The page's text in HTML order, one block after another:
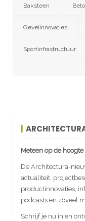
Baksteen
Gevelinnovaties
Sportinfrastructuur
Meteen op de
De Architectura-
actualiteit,
productinnovaties,
podcasts en zoveel
Schrijf je nu in en